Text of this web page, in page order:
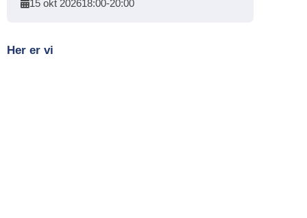
15 okt 202618:00-20:00
Her er vi